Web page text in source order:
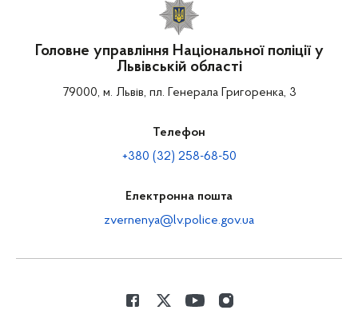
Головне управління Національної поліції у
Львівській області
79000, м. Львів, пл. Генерала Григоренка, 3
Телефон
+380 (32) 258-68-50
Електронна пошта
zvernenya@lv.police.gov.ua